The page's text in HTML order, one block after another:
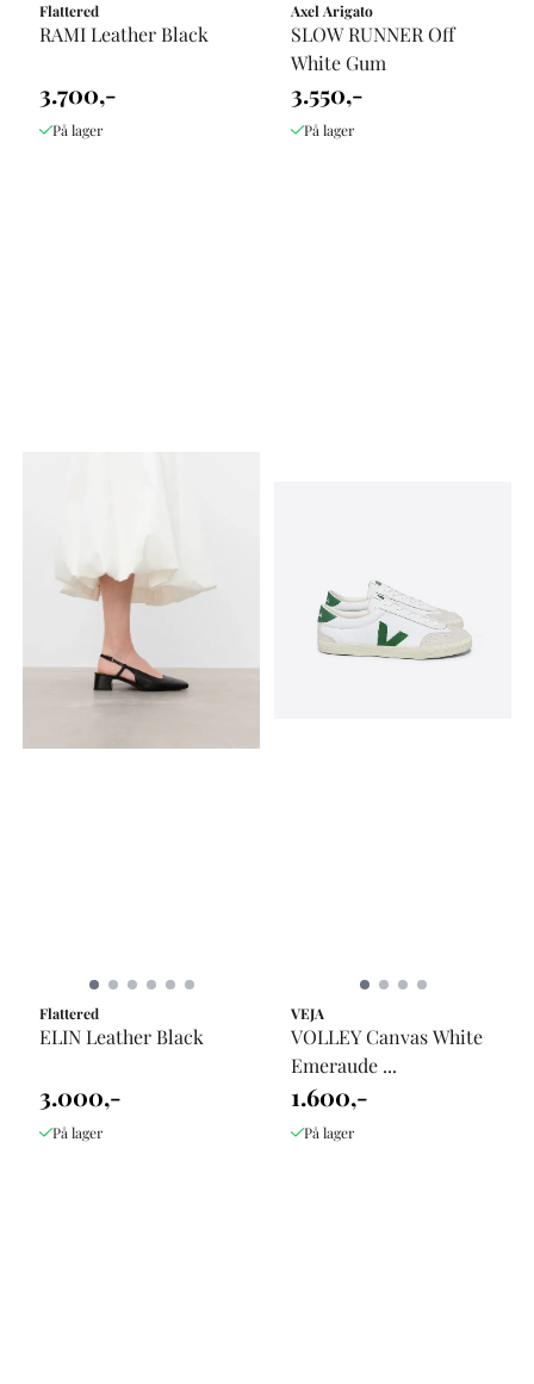
Flattered
RAMI Leather Black
3.700,-
På lager
Axel Arigato
SLOW RUNNER Off
White Gum
3.550,-
På lager
Flattered
ELIN Leather Black
3.000,-
På lager
VEJA
VOLLEY Canvas White
Emeraude ...
1.600,-
På lager